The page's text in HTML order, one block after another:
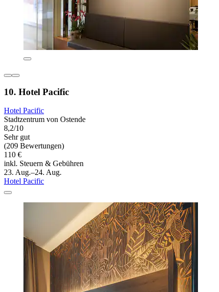
10. Hotel Pacific
Hotel Pacific
Stadtzentrum von Ostende
8,2/10
Sehr gut
(209 Bewertungen)
110 €
inkl. Steuern & Gebühren
23. Aug.–24. Aug.
Hotel Pacific